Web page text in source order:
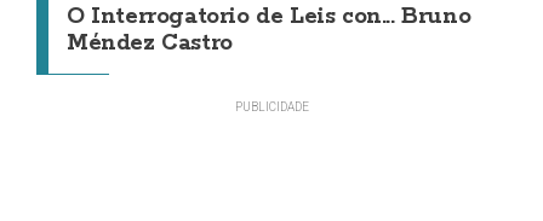
O Interrogatorio de Leis con... Bruno
Méndez Castro